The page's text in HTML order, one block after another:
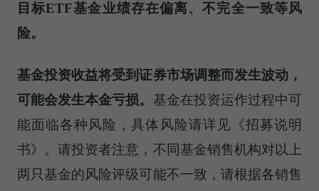
目标ETF基金业绩存在偏离、不完全一致等风
险。
基金投资收益将受到证券市场调整而发生波动，
可能会发生本金亏损。 基金在投资运作过程中可
能面临各种风险，具体风险请详见《招募说明
书》。请投资者注意，不同基金销售机构对以上
两只基金的风险评级可能不一致，请根据各销售